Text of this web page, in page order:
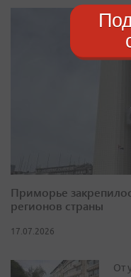
Приморье
регионов страны
17.07.2026
От